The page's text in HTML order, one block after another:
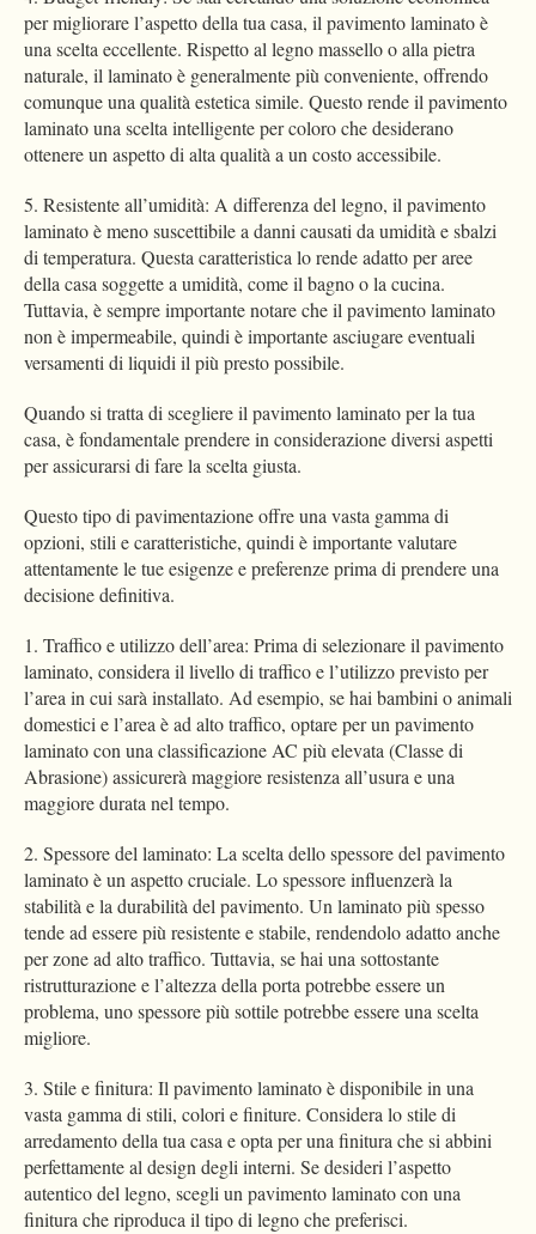
per migliorare l’aspetto della tua casa, il pavimento laminato è
una scelta eccellente. Rispetto al legno massello o alla pietra
naturale, il laminato è generalmente più conveniente, offrendo
comunque una qualità estetica simile. Questo rende il pavimento
laminato una scelta intelligente per coloro che desiderano
ottenere un aspetto di alta qualità a un costo accessibile.
5. Resistente all’umidità: A differenza del legno, il pavimento
laminato è meno suscettibile a danni causati da umidità e sbalzi
di temperatura. Questa caratteristica lo rende adatto per aree
della casa soggette a umidità, come il bagno o la cucina.
Tuttavia, è sempre importante notare che il pavimento laminato
non è impermeabile, quindi è importante asciugare eventuali
versamenti di liquidi il più presto possibile.
Quando si tratta di scegliere il pavimento laminato per la tua
casa, è fondamentale prendere in considerazione diversi aspetti
per assicurarsi di fare la scelta giusta.
Questo tipo di pavimentazione offre una vasta gamma di
opzioni, stili e caratteristiche, quindi è importante valutare
attentamente le tue esigenze e preferenze prima di prendere una
decisione definitiva.
1. Traffico e utilizzo dell’area: Prima di selezionare il pavimento
laminato, considera il livello di traffico e l’utilizzo previsto per
l’area in cui sarà installato. Ad esempio, se hai bambini o animali
domestici e l’area è ad alto traffico, optare per un pavimento
laminato con una classificazione AC più elevata (Classe di
Abrasione) assicurerà maggiore resistenza all’usura e una
maggiore durata nel tempo.
2. Spessore del laminato: La scelta dello spessore del pavimento
laminato è un aspetto cruciale. Lo spessore influenzerà la
stabilità e la durabilità del pavimento. Un laminato più spesso
tende ad essere più resistente e stabile, rendendolo adatto anche
per zone ad alto traffico. Tuttavia, se hai una sottostante
ristrutturazione e l’altezza della porta potrebbe essere un
problema, uno spessore più sottile potrebbe essere una scelta
migliore.
3. Stile e finitura: Il pavimento laminato è disponibile in una
vasta gamma di stili, colori e finiture. Considera lo stile di
arredamento della tua casa e opta per una finitura che si abbini
perfettamente al design degli interni. Se desideri l’aspetto
autentico del legno, scegli un pavimento laminato con una
finitura che riproduca il tipo di legno che preferisci.